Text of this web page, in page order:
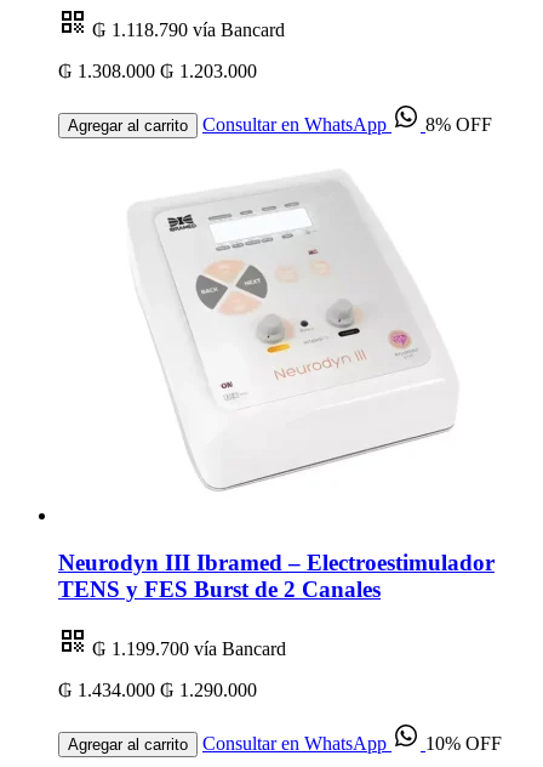
₲ 1.118.790 vía Bancard
₲ 1.308.000 ₲ 1.203.000
Agregar al carrito Consultar en WhatsApp 8% OFF
Neurodyn III Ibramed – Electroestimulador
TENS y FES Burst de 2 Canales
₲ 1.199.700 vía Bancard
₲ 1.434.000 ₲ 1.290.000
Agregar al carrito Consultar en WhatsApp 10% OFF